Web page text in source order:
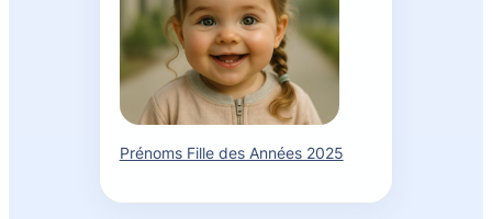
Prénoms Fille des Années 2025